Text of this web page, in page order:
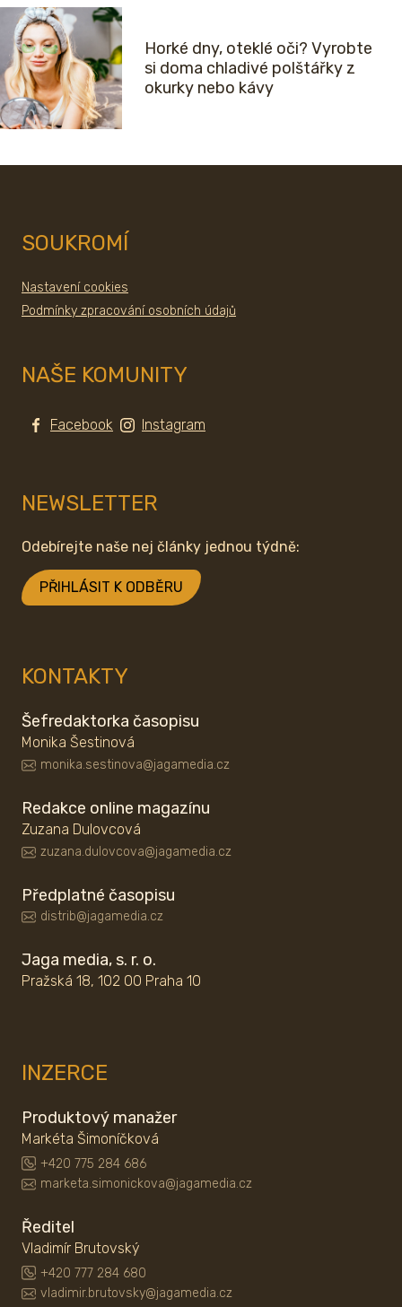
Horké dny, oteklé oči? Vyrobte
si doma chladivé polštářky z
okurky nebo kávy
SOUKROMÍ
Nastavení cookies
Podmínky zpracování osobních údajů
NAŠE KOMUNITY
Facebook Instagram
NEWSLETTER
Odebírejte naše nej články jednou týdně:
PŘIHLÁSIT K ODBĚRU
KONTAKTY
Šefredaktorka časopisu
Monika Šestinová
monika.sestinova@jagamedia.cz
Redakce online magazínu
Zuzana Dulovcová
zuzana.dulovcova@jagamedia.cz
Předplatné časopisu
distrib@jagamedia.cz
Jaga media, s. r. o.
Pražská 18, 102 00 Praha 10
INZERCE
Produktový manažer
Markéta Šimoníčková
+420 775 284 686
marketa.simonickova@jagamedia.cz
Ředitel
Vladimír Brutovský
+420 777 284 680
vladimir.brutovsky@jagamedia.cz